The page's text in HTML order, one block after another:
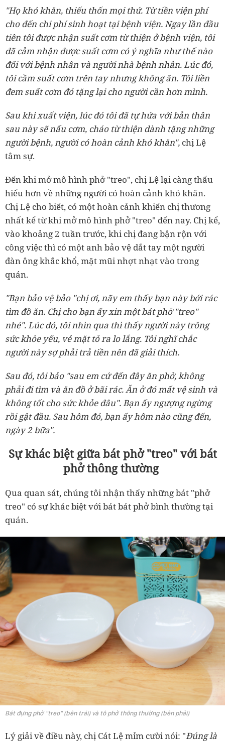
"Họ khó khăn, thiếu thốn mọi thứ. Từ tiền viện phí
cho đến chi phí sinh hoạt tại bệnh viện. Ngay lần đầu
tiên tôi được nhận suất cơm từ thiện ở bệnh viện, tôi
đã cảm nhận được suất cơm có ý nghĩa như thế nào
đối với bệnh nhân và người nhà bệnh nhân. Lúc đó,
tôi cầm suất cơm trên tay nhưng không ăn. Tôi liền
đem suất cơm đó tặng lại cho người cần hơn mình.
Sau khi xuất viện, lúc đó tôi đã tự hứa với bản thân
sau này sẽ nấu cơm, cháo từ thiện dành tặng những
người bệnh, người có hoàn cảnh khó khăn", chị Lệ
tâm sự.
Đến khi mở mô hình phở "treo", chị Lệ lại càng thấu
hiểu hơn về những người có hoàn cảnh khó khăn.
Chị Lệ cho biết, có một hoàn cảnh khiến chị thương
nhất kể từ khi mở mô hình phở "treo" đến nay. Chị kể,
vào khoảng 2 tuần trước, khi chị đang bận rộn với
công việc thì có một anh bảo vệ dắt tay một người
đàn ông khắc khổ, mặt mũi nhợt nhạt vào trong
quán.
"Bạn bảo vệ bảo "chị ơi, nãy em thấy bạn này bới rác
tìm đồ ăn. Chị cho bạn ấy xin một bát phở "treo"
nhé". Lúc đó, tôi nhìn qua thì thấy người này trông
sức khỏe yếu, vẻ mặt tỏ ra lo lắng. Tôi nghĩ chắc
người này sợ phải trả tiền nên đã giải thích.
Sau đó, tôi bảo "sau em cứ đến đây ăn phở, không
phải đi tìm và ăn đồ ở bãi rác. Ăn ở đó mất vệ sinh và
không tốt cho sức khỏe đâu". Bạn ấy ngượng ngừng
rồi gật đầu. Sau hôm đó, bạn ấy hôm nào cũng đến,
ngày 2 bữa".
Sự khác biệt giữa bát phở "treo" với bát
phở thông thường
Qua quan sát, chúng tôi nhận thấy những bát "phở
treo" có sự khác biệt với bát bát phở bình thường tại
quán.
Bát đựng phở "treo" (bên trái) và tô phở thông thường (bên phải)
Lý giải về điều này, chị Cát Lệ mỉm cười nói: "Đúng là